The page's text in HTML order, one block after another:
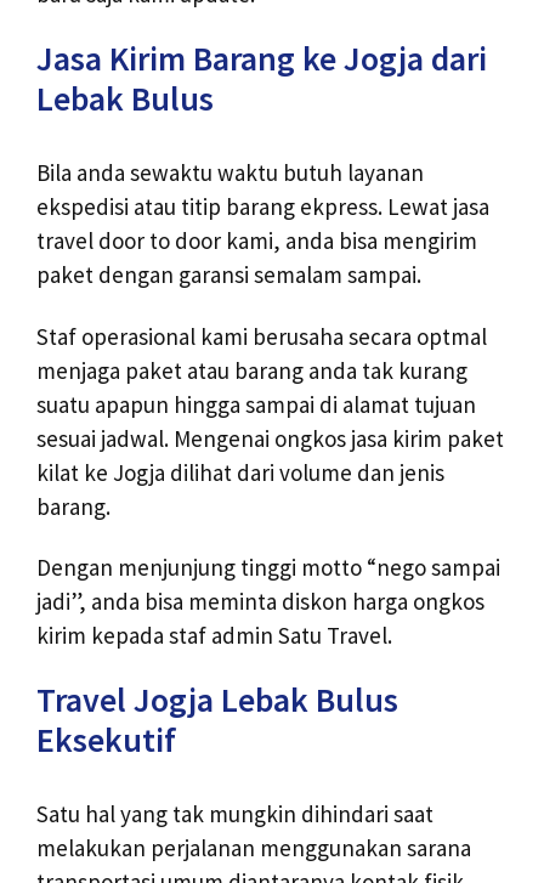
Jasa Kirim Barang ke Jogja dari
Lebak Bulus
Bila anda sewaktu waktu butuh layanan
ekspedisi atau titip barang ekpress. Lewat jasa
travel door to door kami, anda bisa mengirim
paket dengan garansi semalam sampai.
Staf operasional kami berusaha secara optmal
menjaga paket atau barang anda tak kurang
suatu apapun hingga sampai di alamat tujuan
sesuai jadwal. Mengenai ongkos jasa kirim paket
kilat ke Jogja dilihat dari volume dan jenis
barang.
Dengan menjunjung tinggi motto “nego sampai
jadi”, anda bisa meminta diskon harga ongkos
kirim kepada staf admin Satu Travel.
Travel Jogja Lebak Bulus
Eksekutif
Satu hal yang tak mungkin dihindari saat
melakukan perjalanan menggunakan sarana